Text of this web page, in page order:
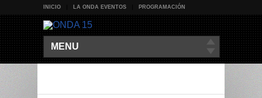
INICIO LA ONDA EVENTOS PROGRAMACIÓN
MENU